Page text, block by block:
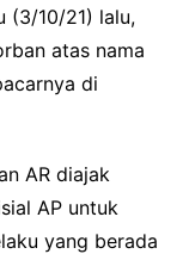
(3/10/21) lalu,
atas nama
di
AR diajak
AP untuk
yang berada